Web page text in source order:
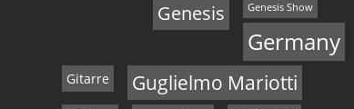
Genesis Genesis Show
Germany
Gitarre Guglielmo Mariotti